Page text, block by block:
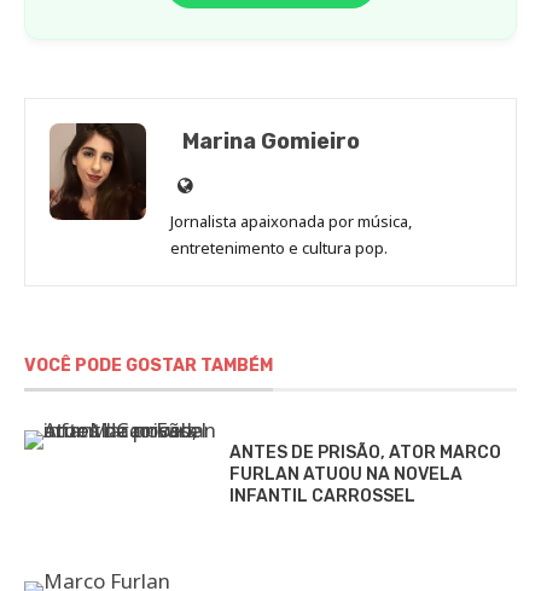
Marina Gomieiro
Site
de
Marina
Jornalista apaixonada por música,
entretenimento e cultura pop.
VOCÊ PODE GOSTAR TAMBÉM
ANTES DE PRISÃO, ATOR MARCO
FURLAN ATUOU NA NOVELA
INFANTIL CARROSSEL